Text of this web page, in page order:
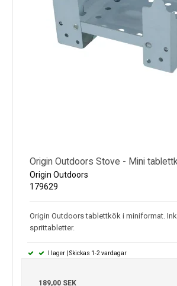
Origin Outdoors Stove - Mini
Origin Outdoors
179629
Origin Outdoors tablettkök i miniformat.
sprittabletter.
I lager | Skickas 1-2 vardagar
189,00 SEK